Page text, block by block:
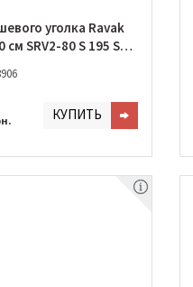
уголка Ravak
см SRV2-80 S 195 S
КУПИТЬ